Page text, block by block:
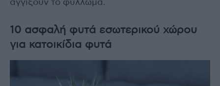
αγγίξουν το φύλλωμα.
10 ασφαλή φυτά εσωτερικού χώρου
για κατοικίδια φυτά